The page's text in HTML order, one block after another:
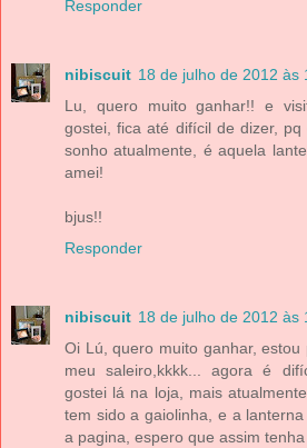
Responder
nibiscuit 18 de julho de 2012 às
Lu, quero muito ganhar!! e
gostei, fica até difícil de dizer,
sonho atualmente, é aquela
amei!
bjus!!
Responder
nibiscuit 18 de julho de 2012 às
Oi Lú, quero muito ganhar,
meu saleiro,kkkk... agora é
gostei lá na loja, mais
tem sido a gaiolinha, e a
a pagina, espero que assim